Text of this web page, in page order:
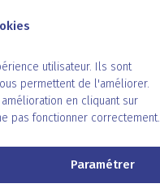
utilisateur. Ils sont
permettent de l'améliorer.
en cliquant sur
pas fonctionner correctement.
Paramétrer
une
vendre, son
sur le bien.
virtuelles de